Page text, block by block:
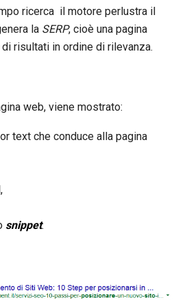
ricerca il motore perlustra il
la SERP, cioè una pagina
risultati in ordine di rilevanza.
web, viene mostrato:
text che conduce alla pagina
snippet.